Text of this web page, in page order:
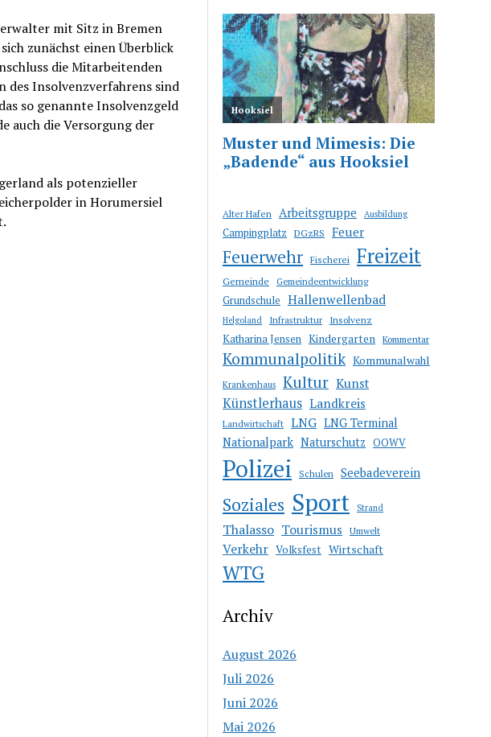
mit Sitz in Bremen
zunächst einen Überblick
die Mitarbeitenden
Insolvenzverfahrens sind
so genannte Insolvenzgeld
auch die Versorgung der
als potenzieller
in Horumersiel
Alter Hafen Arbeitsgruppe Ausbildung
Campingplatz DGzRS Feuer
Feuerwehr Fischerei Freizeit
Gemeinde Gemeindeentwicklung
Grundschule Hallenwellenbad
Helgoland Infrastruktur Insolvenz
Katharina Jensen Kindergarten Kommentar
Kommunalpolitik Kommunalwahl
Krankenhaus Kultur Kunst
Künstlerhaus Landkreis
Landwirtschaft LNG LNG Terminal
Nationalpark Naturschutz OOWV
Polizei Schulen Seebadeverein
Soziales Sport Strand
Thalasso Tourismus Umwelt
Verkehr Volksfest Wirtschaft
WTG
Archiv
August 2026
Juli 2026
Juni 2026
Mai 2026